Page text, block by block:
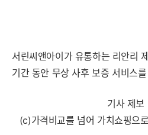
서린씨앤아이가 유통하는 리안리
기간 동안 무상 사후 보증 서비스
기사 제보
(c)가격비교를 넘어 가치쇼핑으